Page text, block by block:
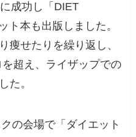
成功し「DIET
ト本も出版しました。
痩せたりを繰り返し、
超え、ライザップでの
た。
の会場で「ダイエット